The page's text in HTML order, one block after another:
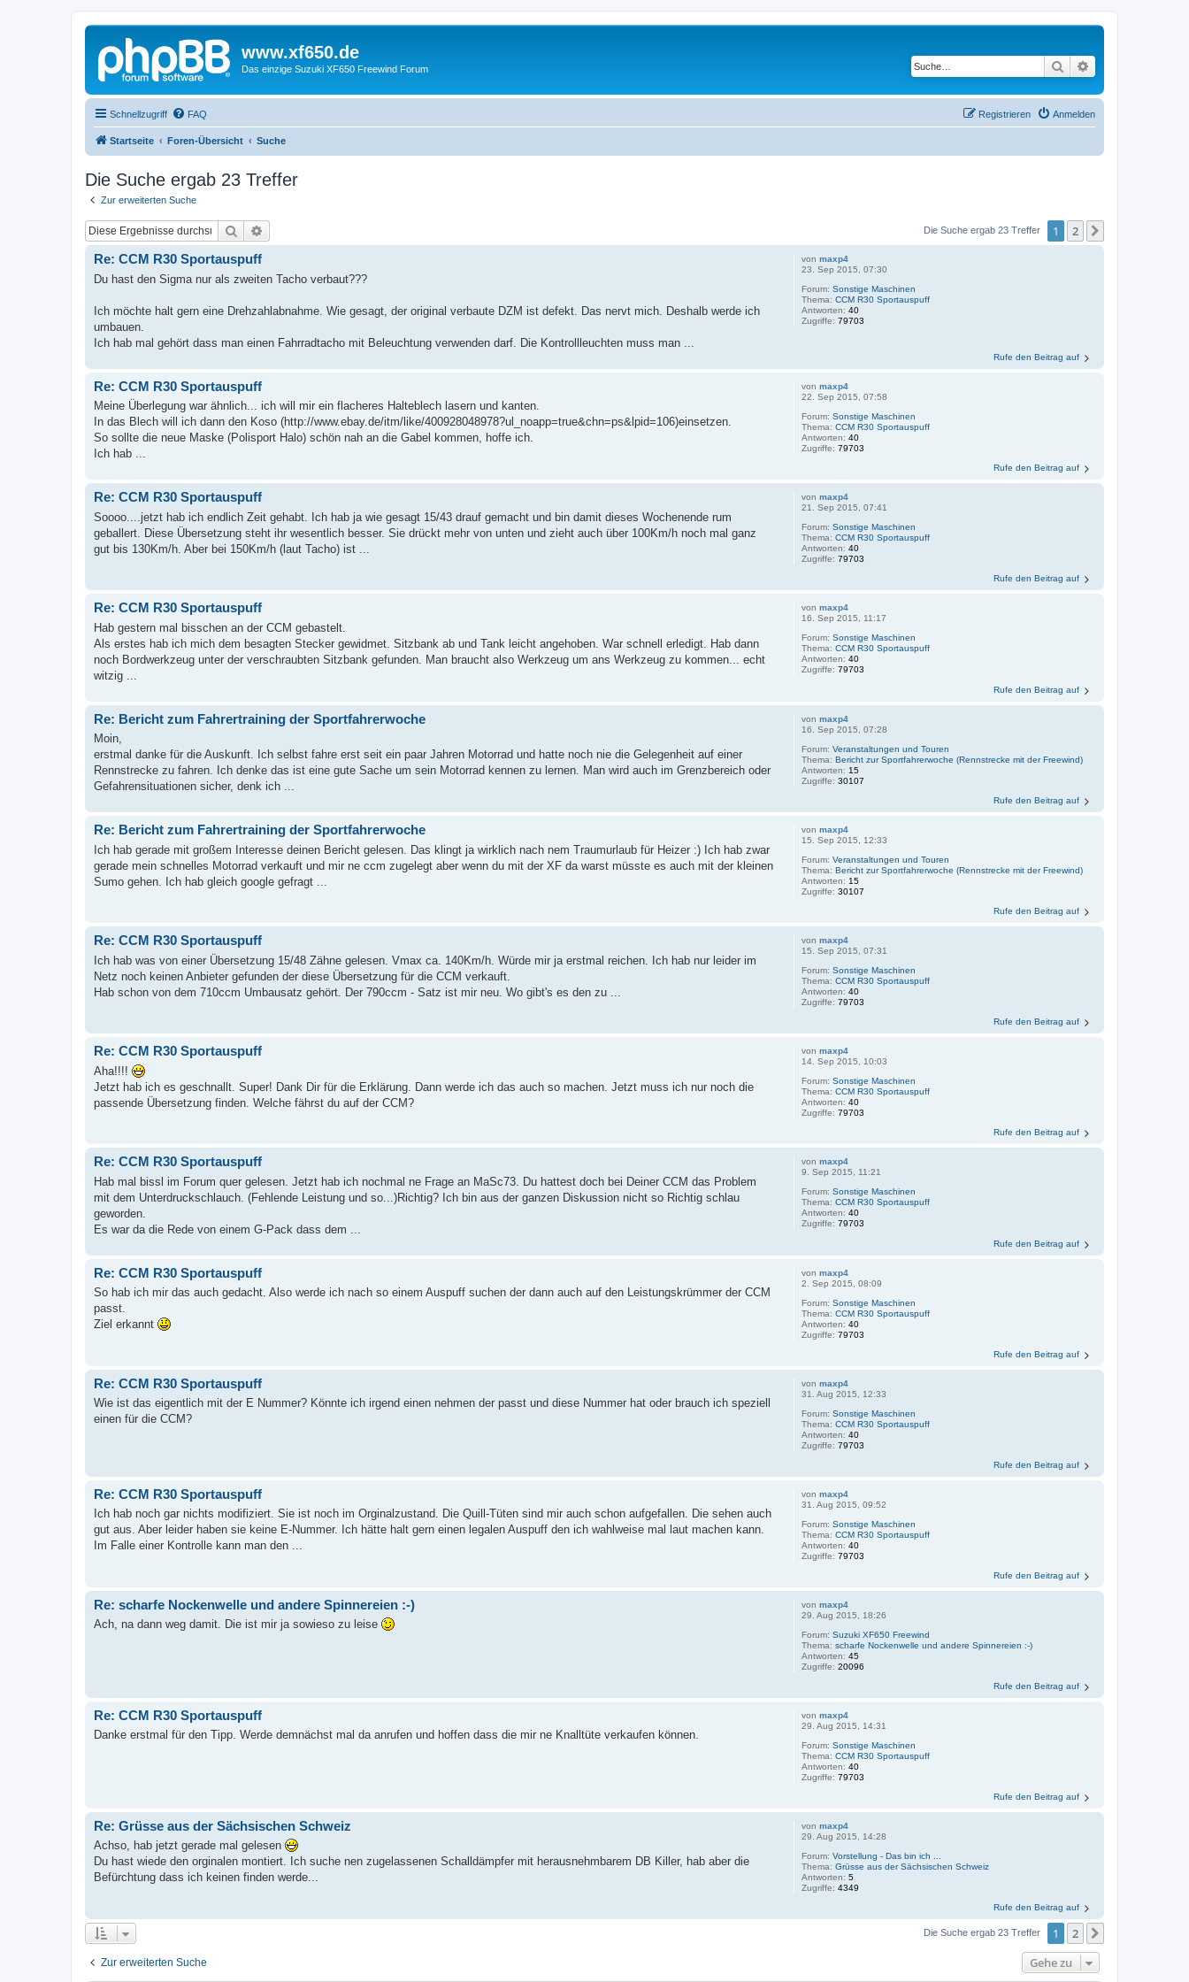
www.xf650.de
Das einzige Suzuki XF650 Freewind Forum Suche
Schnellzugriff FAQ Anmelden
Registrieren
Startseite Foren-Übersicht Suche
Die Suche ergab 23 Treffer
Zur erweiterten Suche
Suche Die Suche ergab 23 Treffer 1 2
vonmaxp4
23. Sep 2015, 07:30
Forum:Sonstige Maschinen
Thema:CCM R30 Sportauspuff
Antworten:40
Zugriffe:79703
Re: CCM R30 Sportauspuff
Du hast den Sigma nur als zweiten Tacho verbaut???
Ich möchte halt gern eine Drehzahlabnahme. Wie gesagt, der original verbaute DZM ist defekt. Das nervt mich. Deshalb werde ich
umbauen.
Ich hab mal gehört dass man einen Fahrradtacho mit Beleuchtung verwenden darf. Die Kontrollleuchten muss man ...
Rufe den Beitrag auf
vonmaxp4
22. Sep 2015, 07:58
Forum:Sonstige Maschinen
Thema:CCM R30 Sportauspuff
Antworten:40
Zugriffe:79703
Re: CCM R30 Sportauspuff
Meine Überlegung war ähnlich... ich will mir ein flacheres Halteblech lasern und kanten.
In das Blech will ich dann den Koso (http://www.ebay.de/itm/like/400928048978?ul_noapp=true&chn=ps&lpid=106)einsetzen.
So sollte die neue Maske (Polisport Halo) schön nah an die Gabel kommen, hoffe ich.
Ich hab ...
Rufe den Beitrag auf
vonmaxp4
21. Sep 2015, 07:41
Forum:Sonstige Maschinen
Thema:CCM R30 Sportauspuff
Antworten:40
Zugriffe:79703
Re: CCM R30 Sportauspuff
Soooo....jetzt hab ich endlich Zeit gehabt. Ich hab ja wie gesagt 15/43 drauf gemacht und bin damit dieses Wochenende rum
geballert. Diese Übersetzung steht ihr wesentlich besser. Sie drückt mehr von unten und zieht auch über 100Km/h noch mal ganz
gut bis 130Km/h. Aber bei 150Km/h (laut Tacho) ist ...
Rufe den Beitrag auf
vonmaxp4
16. Sep 2015, 11:17
Forum:Sonstige Maschinen
Thema:CCM R30 Sportauspuff
Antworten:40
Zugriffe:79703
Re: CCM R30 Sportauspuff
Hab gestern mal bisschen an der CCM gebastelt.
Als erstes hab ich mich dem besagten Stecker gewidmet. Sitzbank ab und Tank leicht angehoben. War schnell erledigt. Hab dann
noch Bordwerkzeug unter der verschraubten Sitzbank gefunden. Man braucht also Werkzeug um ans Werkzeug zu kommen... echt
witzig ...
Rufe den Beitrag auf
vonmaxp4
16. Sep 2015, 07:28
Forum:Veranstaltungen und Touren
Thema:Bericht zur Sportfahrerwoche (Rennstrecke mit der Freewind)
Antworten: 15
Zugriffe:30107
Re: Bericht zum Fahrertraining der Sportfahrerwoche
Moin,
erstmal danke für die Auskunft. Ich selbst fahre erst seit ein paar Jahren Motorrad und hatte noch nie die Gelegenheit auf einer
Rennstrecke zu fahren. Ich denke das ist eine gute Sache um sein Motorrad kennen zu lernen. Man wird auch im Grenzbereich oder
Gefahrensituationen sicher, denk ich ...
Rufe den Beitrag auf
vonmaxp4
15. Sep 2015, 12:33
Forum:Veranstaltungen und Touren
Thema:Bericht zur Sportfahrerwoche (Rennstrecke mit der Freewind)
Antworten: 15
Zugriffe:30107
Re: Bericht zum Fahrertraining der Sportfahrerwoche
Ich hab gerade mit großem Interesse deinen Bericht gelesen. Das klingt ja wirklich nach nem Traumurlaub für Heizer :) Ich hab zwar
gerade mein schnelles Motorrad verkauft und mir ne ccm zugelegt aber wenn du mit der XF da warst müsste es auch mit der kleinen
Sumo gehen. Ich hab gleich google gefragt ...
Rufe den Beitrag auf
vonmaxp4
15. Sep 2015, 07:31
Forum:Sonstige Maschinen
Thema:CCM R30 Sportauspuff
Antworten:40
Zugriffe:79703
Re: CCM R30 Sportauspuff
Ich hab was von einer Übersetzung 15/48 Zähne gelesen. Vmax ca. 140Km/h. Würde mir ja erstmal reichen. Ich hab nur leider im
Netz noch keinen Anbieter gefunden der diese Übersetzung für die CCM verkauft.
Hab schon von dem 710ccm Umbausatz gehört. Der 790ccm - Satz ist mir neu. Wo gibt's es den zu ...
Rufe den Beitrag auf
vonmaxp4
14. Sep 2015, 10:03
Forum:Sonstige Maschinen
Thema:CCM R30 Sportauspuff
Antworten:40
Zugriffe:79703
Re: CCM R30 Sportauspuff
Aha!!!!
Jetzt hab ich es geschnallt. Super! Dank Dir für die Erklärung. Dann werde ich das auch so machen. Jetzt muss ich nur noch die
passende Übersetzung finden. Welche fährst du auf der CCM?
Rufe den Beitrag auf
vonmaxp4
9. Sep 2015, 11:21
Forum:Sonstige Maschinen
Thema:CCM R30 Sportauspuff
Antworten:40
Zugriffe:79703
Re: CCM R30 Sportauspuff
Hab mal bissl im Forum quer gelesen. Jetzt hab ich nochmal ne Frage an MaSc73. Du hattest doch bei Deiner CCM das Problem
mit dem Unterdruckschlauch. (Fehlende Leistung und so...)Richtig? Ich bin aus der ganzen Diskussion nicht so Richtig schlau
geworden.
Es war da die Rede von einem G-Pack dass dem ...
Rufe den Beitrag auf
vonmaxp4
2. Sep 2015, 08:09
Forum:Sonstige Maschinen
Thema:CCM R30 Sportauspuff
Antworten:40
Zugriffe:79703
Re: CCM R30 Sportauspuff
So hab ich mir das auch gedacht. Also werde ich nach so einem Auspuff suchen der dann auch auf den Leistungskrümmer der CCM
passt.
Ziel erkannt
Rufe den Beitrag auf
vonmaxp4
31. Aug 2015, 12:33
Forum:Sonstige Maschinen
Thema:CCM R30 Sportauspuff
Antworten:40
Zugriffe:79703
Re: CCM R30 Sportauspuff
Wie ist das eigentlich mit der E Nummer? Könnte ich irgend einen nehmen der passt und diese Nummer hat oder brauch ich speziell
einen für die CCM?
Rufe den Beitrag auf
vonmaxp4
31. Aug 2015, 09:52
Forum:Sonstige Maschinen
Thema:CCM R30 Sportauspuff
Antworten:40
Zugriffe:79703
Re: CCM R30 Sportauspuff
Ich hab noch gar nichts modifiziert. Sie ist noch im Orginalzustand. Die Quill-Tüten sind mir auch schon aufgefallen. Die sehen auch
gut aus. Aber leider haben sie keine E-Nummer. Ich hätte halt gern einen legalen Auspuff den ich wahlweise mal laut machen kann.
Im Falle einer Kontrolle kann man den ...
Rufe den Beitrag auf
vonmaxp4
29. Aug 2015, 18:26
Forum:Suzuki XF650 Freewind
Thema:scharfe Nockenwelle und andere Spinnereien :-)
Antworten:45
Zugriffe:20096
Re: scharfe Nockenwelle und andere Spinnereien :-)
Ach, na dann weg damit. Die ist mir ja sowieso zu leise
Rufe den Beitrag auf
vonmaxp4
29. Aug 2015, 14:31
Forum:Sonstige Maschinen
Thema:CCM R30 Sportauspuff
Antworten:40
Zugriffe:79703
Re: CCM R30 Sportauspuff
Danke erstmal für den Tipp. Werde demnächst mal da anrufen und hoffen dass die mir ne Knalltüte verkaufen können.
Rufe den Beitrag auf
vonmaxp4
29. Aug 2015, 14:28
Forum:Vorstellung - Das bin ich ...
Thema:Grüsse aus der Sächsischen Schweiz
Antworten:5
Zugriffe:4349
Re: Grüsse aus der Sächsischen Schweiz
Achso, hab jetzt gerade mal gelesen
Du hast wiede den orginalen montiert. Ich suche nen zugelassenen Schalldämpfer mit herausnehmbarem DB Killer, hab aber die
Befürchtung dass ich keinen finden werde...
Rufe den Beitrag auf
Die Suche ergab 23 Treffer 1 2
Zur erweiterten Suche Gehe zu